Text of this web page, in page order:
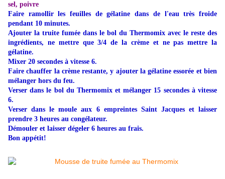
sel, poivre
Faire ramollir les feuilles de gélatine dans de l'eau très froide
pendant 10 minutes.
Ajouter la truite fumée dans le bol du Thermomix avec le reste des
ingrédients, ne mettre que 3/4 de la crème et ne pas mettre la
gélatine.
Mixer 20 secondes à vitesse 6.
Faire chauffer la crème restante, y ajouter la gélatine essorée et bien
mélanger hors du feu.
Verser dans le bol du Thermomix et mélanger 15 secondes à vitesse
6.
Verser dans le moule aux 6 empreintes Saint Jacques et laisser
prendre 3 heures au congélateur.
Démouler et laisser dégeler 6 heures au frais.
Bon appétit!